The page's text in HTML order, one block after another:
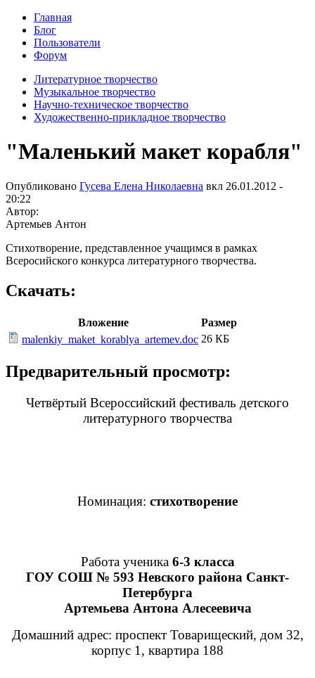
Главная
Блог
Пользователи
Форум
Литературное творчество
Музыкальное творчество
Научно-техническое творчество
Художественно-прикладное творчество
"Маленький макет корабля"
Опубликовано Гусева Елена Николаевна вкл 26.01.2012 -
20:22
Автор:
Артемьев Антон
Стихотворение, представленное учащимся в рамках
Всеросийского конкурса литературного творчества.
Скачать:
Вложение
Размер
malenkiy_maket_korablya_artemev.doc 26 КБ
Предварительный просмотр:
Четвёртый Всероссийский фестиваль детского
литературного творчества
Номинация: стихотворение
Работа ученика 6-3 класса
ГОУ СОШ № 593 Невского района Санкт-
Петербурга
Артемьева Антона Алесеевича
Домашний адрес: проспект Товарищеский, дом 32,
корпус 1, квартира 188